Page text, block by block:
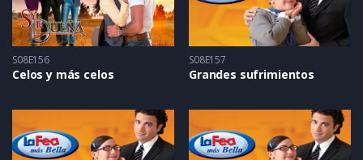
S08E156
Celos y más celos
S08E157
Grandes sufrimientos